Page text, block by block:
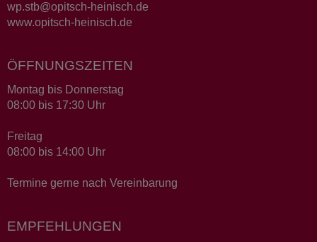
wp.stb@opitsch-heinisch.de
www.opitsch-heinisch.de
ÖFFNUNGSZEITEN
Montag bis Donnerstag
08:00 bis 17:30 Uhr
Freitag
08:00 bis 14:00 Uhr
Termine gerne nach Vereinbarung
EMPFEHLUNGEN